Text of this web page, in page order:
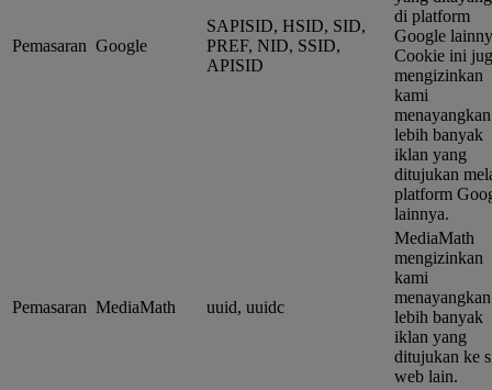
Pemasaran Google
SAPISID, HSID, SID,
PREF, NID, SSID,
APISID
di platform
Google
Cookie ini
mengizinkan
kami
menayangkan
lebih banyak
iklan yang
ditujukan
platform
lainnya.
Pemasaran MediaMath uuid, uuidc
MediaMath
mengizinkan
kami
menayangkan
lebih banyak
iklan yang
ditujukan ke
web lain.